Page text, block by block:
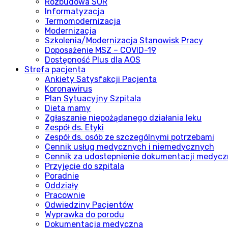
Informatyzacja
Termomodernizacja
Modernizacja
Szkolenia/Modernizacja Stanowisk Pracy
Doposażenie MSZ – COVID-19
Dostępność Plus dla AOS
Strefa pacjenta
Ankiety Satysfakcji Pacjenta
Koronawirus
Plan Sytuacyjny Szpitala
Dieta mamy
Zgłaszanie niepożądanego działania leku
Zespół ds. Etyki
Zespół ds. osób ze szczególnymi potrzebami
Cennik usług medycznych i niemedycznych
Cennik za udostepnienie dokumentacji
Przyjęcie do szpitala
Poradnie
Oddziały
Pracownie
Odwiedziny Pacjentów
Wyprawka do porodu
Dokumentacja medyczna